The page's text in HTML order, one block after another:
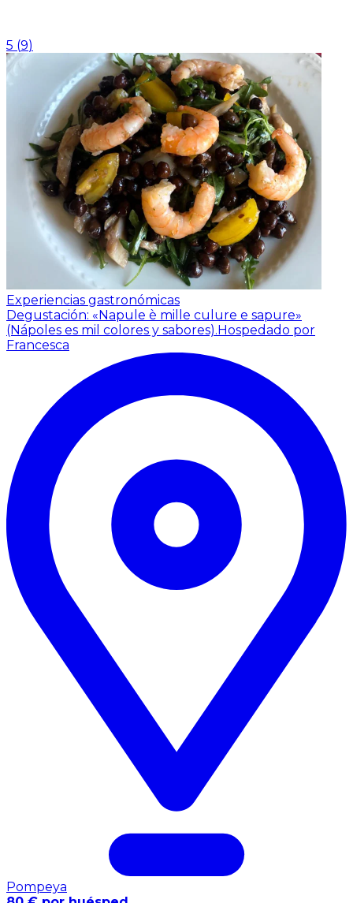
5 (9)
Experiencias gastronómicas
Degustación: «Napule è mille culure e sapure»
(Nápoles es mil colores y sabores).Hospedado por
Francesca
Pompeya